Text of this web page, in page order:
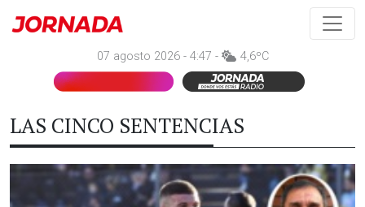
07 agosto 2026 - 4:47 - 4,6ºC
LAS CINCO SENTENCIAS